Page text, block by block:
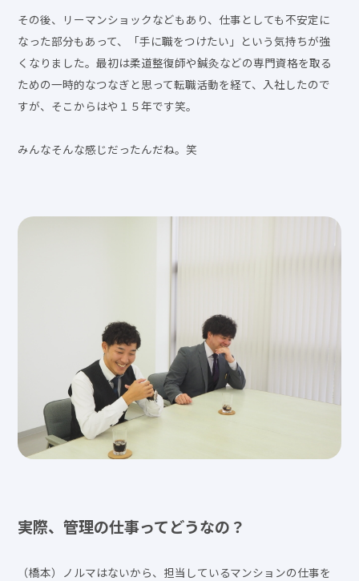
その後、リーマンショックなどもあり、仕事としても不安定に
なった部分もあって、「手に職をつけたい」という気持ちが強
くなりました。最初は柔道整復師や鍼灸などの専門資格を取る
ための一時的なつなぎと思って転職活動を経て、入社したので
すが、そこからはや１５年です笑。
みんなそんな感じだったんだね。笑
実際、管理の仕事ってどうなの？
（橋本）ノルマはないから、担当しているマンションの仕事を